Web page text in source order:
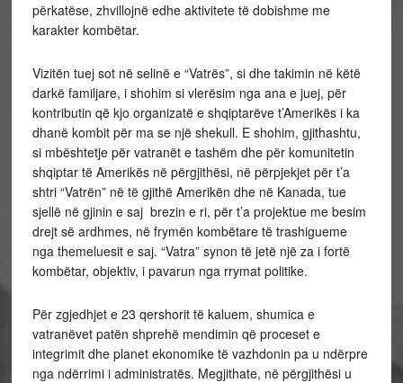
përkatëse, zhvillojnë edhe aktivitete të dobishme me
karakter kombëtar.
Vizitën tuej sot në selinë e “Vatrës”, si dhe takimin në këtë
darkë familjare, i shohim si vlerësim nga ana e juej, për
kontributin që kjo organizatë e shqiptarëve t’Amerikës i ka
dhanë kombit për ma se një shekull. E shohim, gjithashtu,
si mbështetje për vatranët e tashëm dhe për komunitetin
shqiptar të Amerikës në përgjithësi, në përpjekjet për t’a
shtri “Vatrën” në të gjithë Amerikën dhe në Kanada, tue
sjellë në gjinin e saj brezin e ri, për t’a projektue me besim
drejt së ardhmes, në frymën kombëtare të trashigueme
nga themeluesit e saj. “Vatra” synon të jetë një za i fortë
kombëtar, objektiv, i pavarun nga rrymat politike.
Për zgjedhjet e 23 qershorit të kaluem, shumica e
vatranëvet patën shprehë mendimin që proceset e
integrimit dhe planet ekonomike të vazhdonin pa u ndërpre
nga ndërrimi i administratës. Megjithate, në përgjithësi u